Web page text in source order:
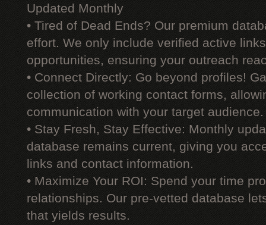
Updated Monthly
• Tired of Dead Ends? Our premium
effort. We only include verified active
opportunities, ensuring your outreach
• Connect Directly: Go beyond profiles!
collection of working contact forms,
communication with your target audience.
• Stay Fresh, Stay Effective: Monthly
database remains current, giving you
links and contact information.
• Maximize Your ROI: Spend your time
relationships. Our pre-vetted database
that yields results.